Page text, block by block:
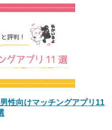
性向けマッチングアプリ11